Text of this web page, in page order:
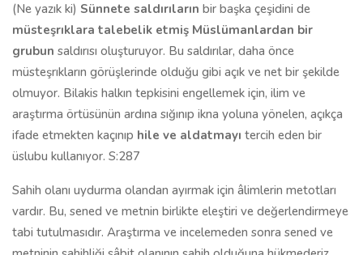
(Ne yazık ki) Sünnete saldırıların bir başka çeşidini de
müsteşrıklara talebelik etmiş Müslümanlardan bir
grubun saldırısı oluşturuyor. Bu saldırılar, daha önce
müsteşrıkların görüşlerinde olduğu gibi açık ve net bir şekilde
olmuyor. Bilakis halkın tepkisini engellemek için, ilim ve
araştırma örtüsünün ardına sığınıp ikna yoluna yönelen, açıkça
ifade etmekten kaçınıp hile ve aldatmayı tercih eden bir
üslubu kullanıyor. S:287
Sahih olanı uydurma olandan ayırmak için âlimlerin metotları
vardır. Bu, sened ve metnin birlikte eleştiri ve değerlendirmeye
tabi tutulmasıdır. Araştırma ve incelemeden sonra sened ve